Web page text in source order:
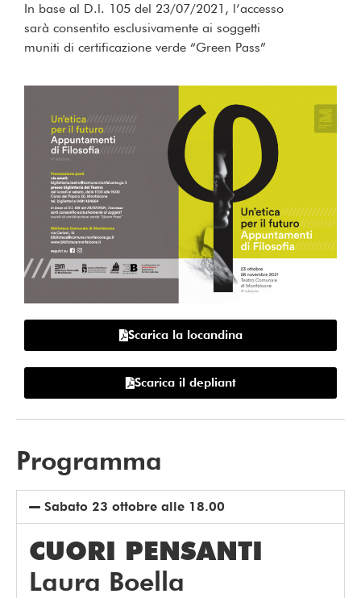
In base al D.l. 105 del 23/07/2021, l’accesso
sarà consentito esclusivamente ai soggetti
muniti di certificazione verde “Green Pass”
Scarica la locandina
Scarica il depliant
Programma
Sabato 23 ottobre alle 18.00
CUORI PENSANTI
Laura Boella